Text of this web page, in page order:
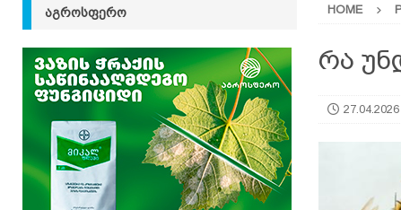
ერთი საზამთრო, რომელიც ორი
[ 08.08.2026 ] რა უნდა გავითვალისწინოთ
[ 08.08.2026 ] მინდვრის პატარა ყვავილები
ყვავილოვანი მდელოები? AGROPLUS
[ 08.08.2026 ] ზაანენური ჯიშის თხა
HOME
რა
27.04.2026
ᲐᲒᲠᲝᲡᲤᲔᲠᲝ